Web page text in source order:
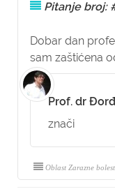
Pitanje broj:
Dobar dan
sam zaštićena
Prof. dr
znači
Oblast Zarazne